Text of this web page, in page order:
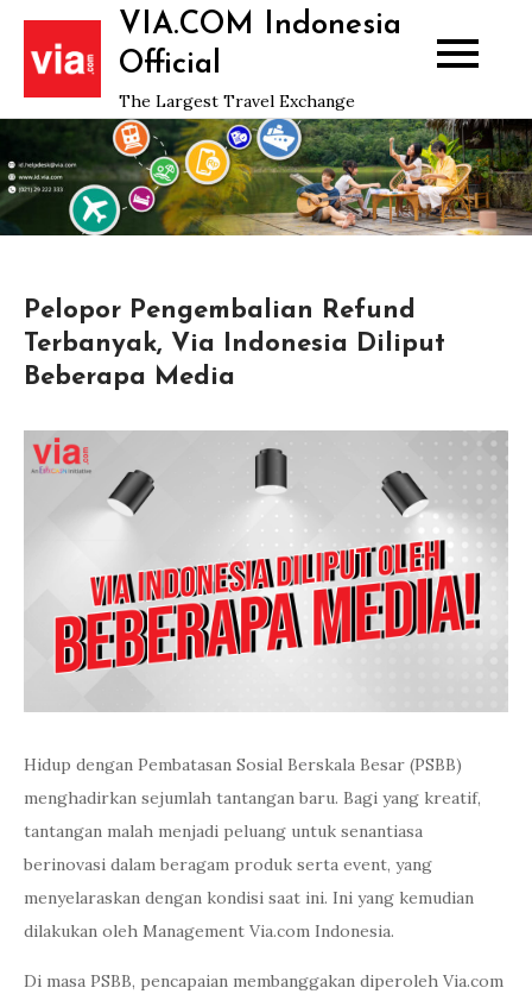
Skip
content
VIA.COM Indonesia
Official
The Largest Travel Exchange
Pelopor Pengembalian Refund
Terbanyak, Via Indonesia Diliput
Beberapa Media
Hidup dengan Pembatasan Sosial Berskala Besar (PSBB)
menghadirkan sejumlah tantangan baru. Bagi yang kreatif,
tantangan malah menjadi peluang untuk senantiasa
berinovasi dalam beragam produk serta event, yang
menyelaraskan dengan kondisi saat ini. Ini yang kemudian
dilakukan oleh Management Via.com Indonesia.
Di masa PSBB, pencapaian membanggakan diperoleh Via.com